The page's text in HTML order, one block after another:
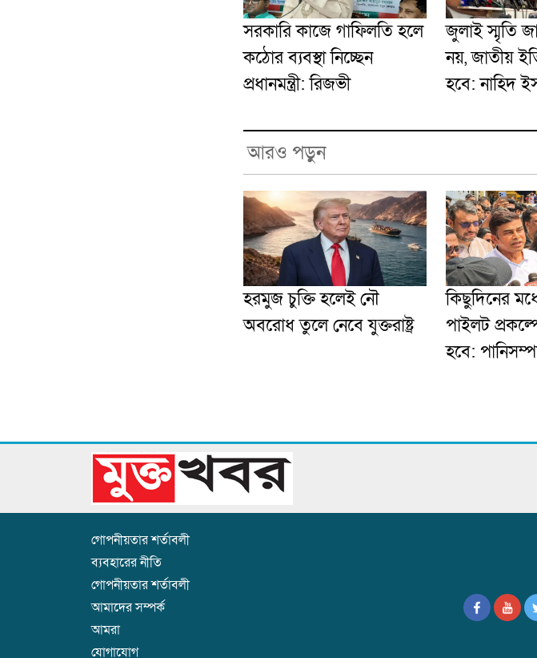
সরকারি কাজে গাফিলতি হলে
কঠোর ব্যবস্থা নিচ্ছেন
প্রধানমন্ত্রী: রিজভী
জুলাই স্মৃতি
নয়, জাতীয়
হবে: নাহিদ
আরও পড়ুন
হরমুজ চুক্তি হলেই নৌ
অবরোধ তুলে নেবে যুক্তরাষ্ট্র
কিছুদিনের
পাইলট
হবে:
গোপনীয়তার শর্তাবলী
ব্যবহারের নীতি
গোপনীয়তার শর্তাবলী
আমাদের সম্পর্ক
আমরা
যোগাযোগ